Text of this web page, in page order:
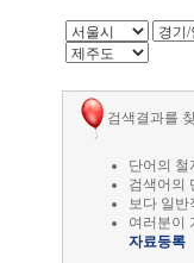
검색결과를
단어의 철
검색어의
보다 일반
여러분이
자료등록